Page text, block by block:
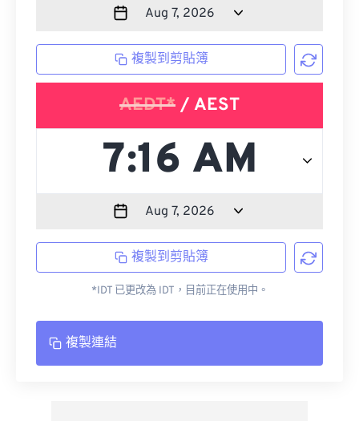
複製到剪貼簿
AEDT* / AEST
複製到剪貼簿
*IDT 已更改為 IDT，目前正在使用中。
複製連結